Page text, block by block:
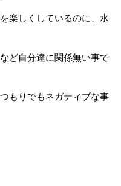
楽しくしているのに、水
ど自分達に関係無い事で
もりでもネガティブな事